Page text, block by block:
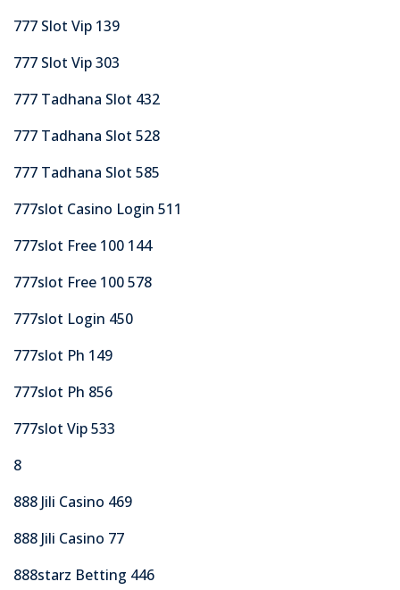
777 Slot Vip 139
777 Slot Vip 303
777 Tadhana Slot 432
777 Tadhana Slot 528
777 Tadhana Slot 585
777slot Casino Login 511
777slot Free 100 144
777slot Free 100 578
777slot Login 450
777slot Ph 149
777slot Ph 856
777slot Vip 533
8
888 Jili Casino 469
888 Jili Casino 77
888starz Betting 446